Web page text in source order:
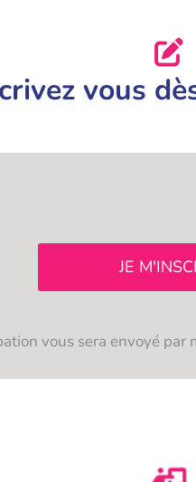
vous
JE
vous sera envoyé